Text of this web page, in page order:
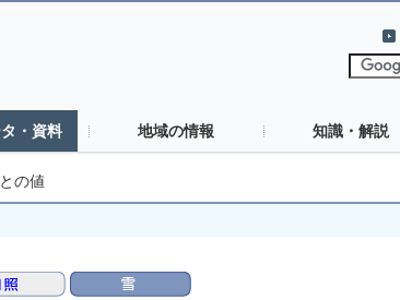
・資料 地域の情報 知識・解説
の値